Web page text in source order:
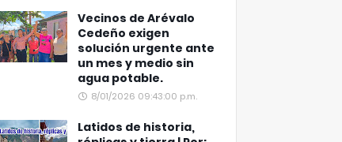
Vecinos de Arévalo
Cedeño exigen
solución urgente ante
un mes y medio sin
agua potable.
8/01/2026 09:43:00 p.m.
Latidos de historia,